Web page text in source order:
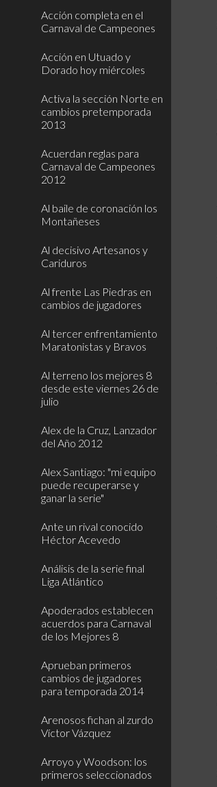
Acción completa en el
Carnaval de Campeones
Acción en Utuado y
Dorado hoy miércoles
Activa la sección Norte en
cambios pretemporada
2013
Acuerdan reglas para
Carnaval de Campeones
2012
Al baile de coronación los
Montañeses
Al decisivo Artesanos y
Cariduros
Al frente Las Piedras en
cambios de jugadores
Al tercer enfrentamiento
Maratonistas y Bravos
Al terreno los mejores 8
desde este viernes 26 de
julio
Alex de la Cruz, Lanzador
del Año 2012
Alex Santiago: "mi equipo
puede recuperarse y
ganar la serie"
Ante un rival conocido
Héctor Acevedo
Análisis de la serie final
Liga Atlántico
Apoderados establecen
acuerdos para Carnaval
de los Mejores 8
Aprueban primeros
cambios de jugadores
para temporada 2014
Arenosos fichan al zurdo
Víctor Vázquez
Arroyo y Woodson: los
primeros seleccionados